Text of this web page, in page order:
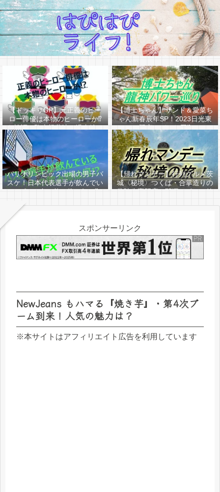
【ドッキリGP】元正義のヒー
ロー俳優は本物のヒーローか⁉
を検証！駒木根葵汰（過去編ア
【博士ちゃん】サンド＆愛菜ち
ゃん新春辰年SP！2023日光東
照宮はどんな回⁉
パリオリンピック出場の男子バ
スケ！日本代表選手が飲んでい
るピンク色の飲み物は何か⁉
【帰れマンデー】行列グルメ茨
城〈秘境〉つくば・合掌造りの
常陸牛専門店＆開運スポット筑
スポンサーリンク
NewJeans もハマる『焼き芋』・第4次ブ
ーム到来！人気の魅力は？
※本サイトはアフィリエイト広告を利用しています